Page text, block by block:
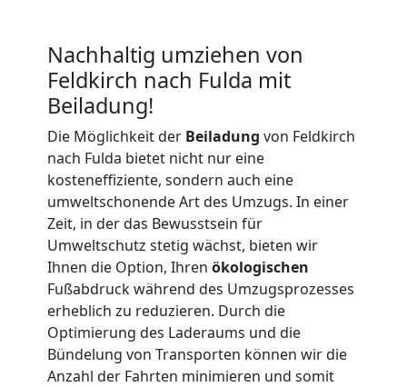
Nachhaltig umziehen von
Feldkirch nach Fulda mit
Beiladung!
Die Möglichkeit der Beiladung von Feldkirch
nach Fulda bietet nicht nur eine
kosteneffiziente, sondern auch eine
umweltschonende Art des Umzugs. In einer
Zeit, in der das Bewusstsein für
Umweltschutz stetig wächst, bieten wir
Ihnen die Option, Ihren ökologischen
Fußabdruck während des Umzugsprozesses
erheblich zu reduzieren. Durch die
Optimierung des Laderaums und die
Bündelung von Transporten können wir die
Anzahl der Fahrten minimieren und somit
Mann
LKW
Möbellift
Feldkirch
Übersiedlung